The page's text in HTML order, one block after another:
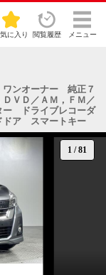
に入り 閲覧履歴 メニュー
ンオーナー 純正７
ＶＤ／ＡＭ，ＦＭ／
ー ドライブレコーダ
ア スマートキー
1 /81